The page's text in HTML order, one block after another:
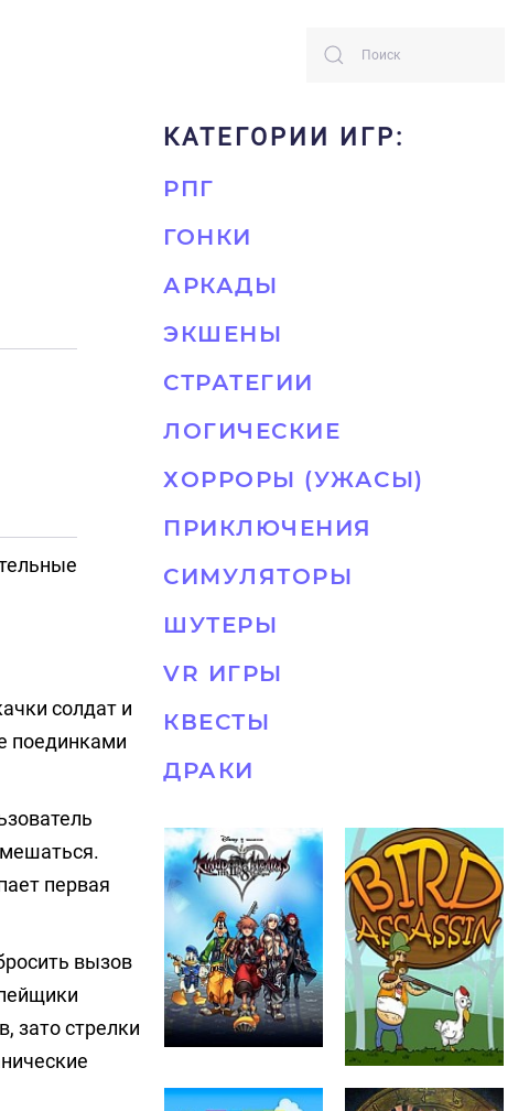
солдат и
поединками
первая
вызов
зато стрелки
КАТЕГОРИИ ИГР:
РПГ
ГОНКИ
АРКАДЫ
ЭКШЕНЫ
СТРАТЕГИИ
ЛОГИЧЕСКИЕ
ХОРРОРЫ (УЖАСЫ)
ПРИКЛЮЧЕНИЯ
СИМУЛЯТОРЫ
ШУТЕРЫ
VR ИГРЫ
КВЕСТЫ
ДРАКИ